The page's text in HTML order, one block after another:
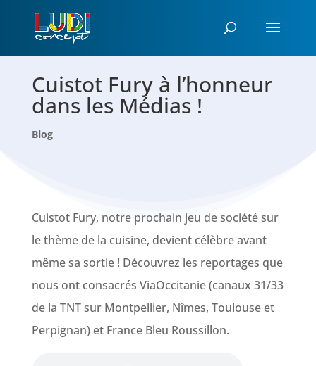
Cuistot Fury à l’honneur
dans les Médias !
Blog
Cuistot Fury, notre prochain jeu de société sur
le thème de la cuisine, devient célèbre avant
même sa sortie ! Découvrez les reportages que
nous ont consacrés ViaOccitanie (canaux 31/33
de la TNT sur Montpellier, Nîmes, Toulouse et
Perpignan) et France Bleu Roussillon.